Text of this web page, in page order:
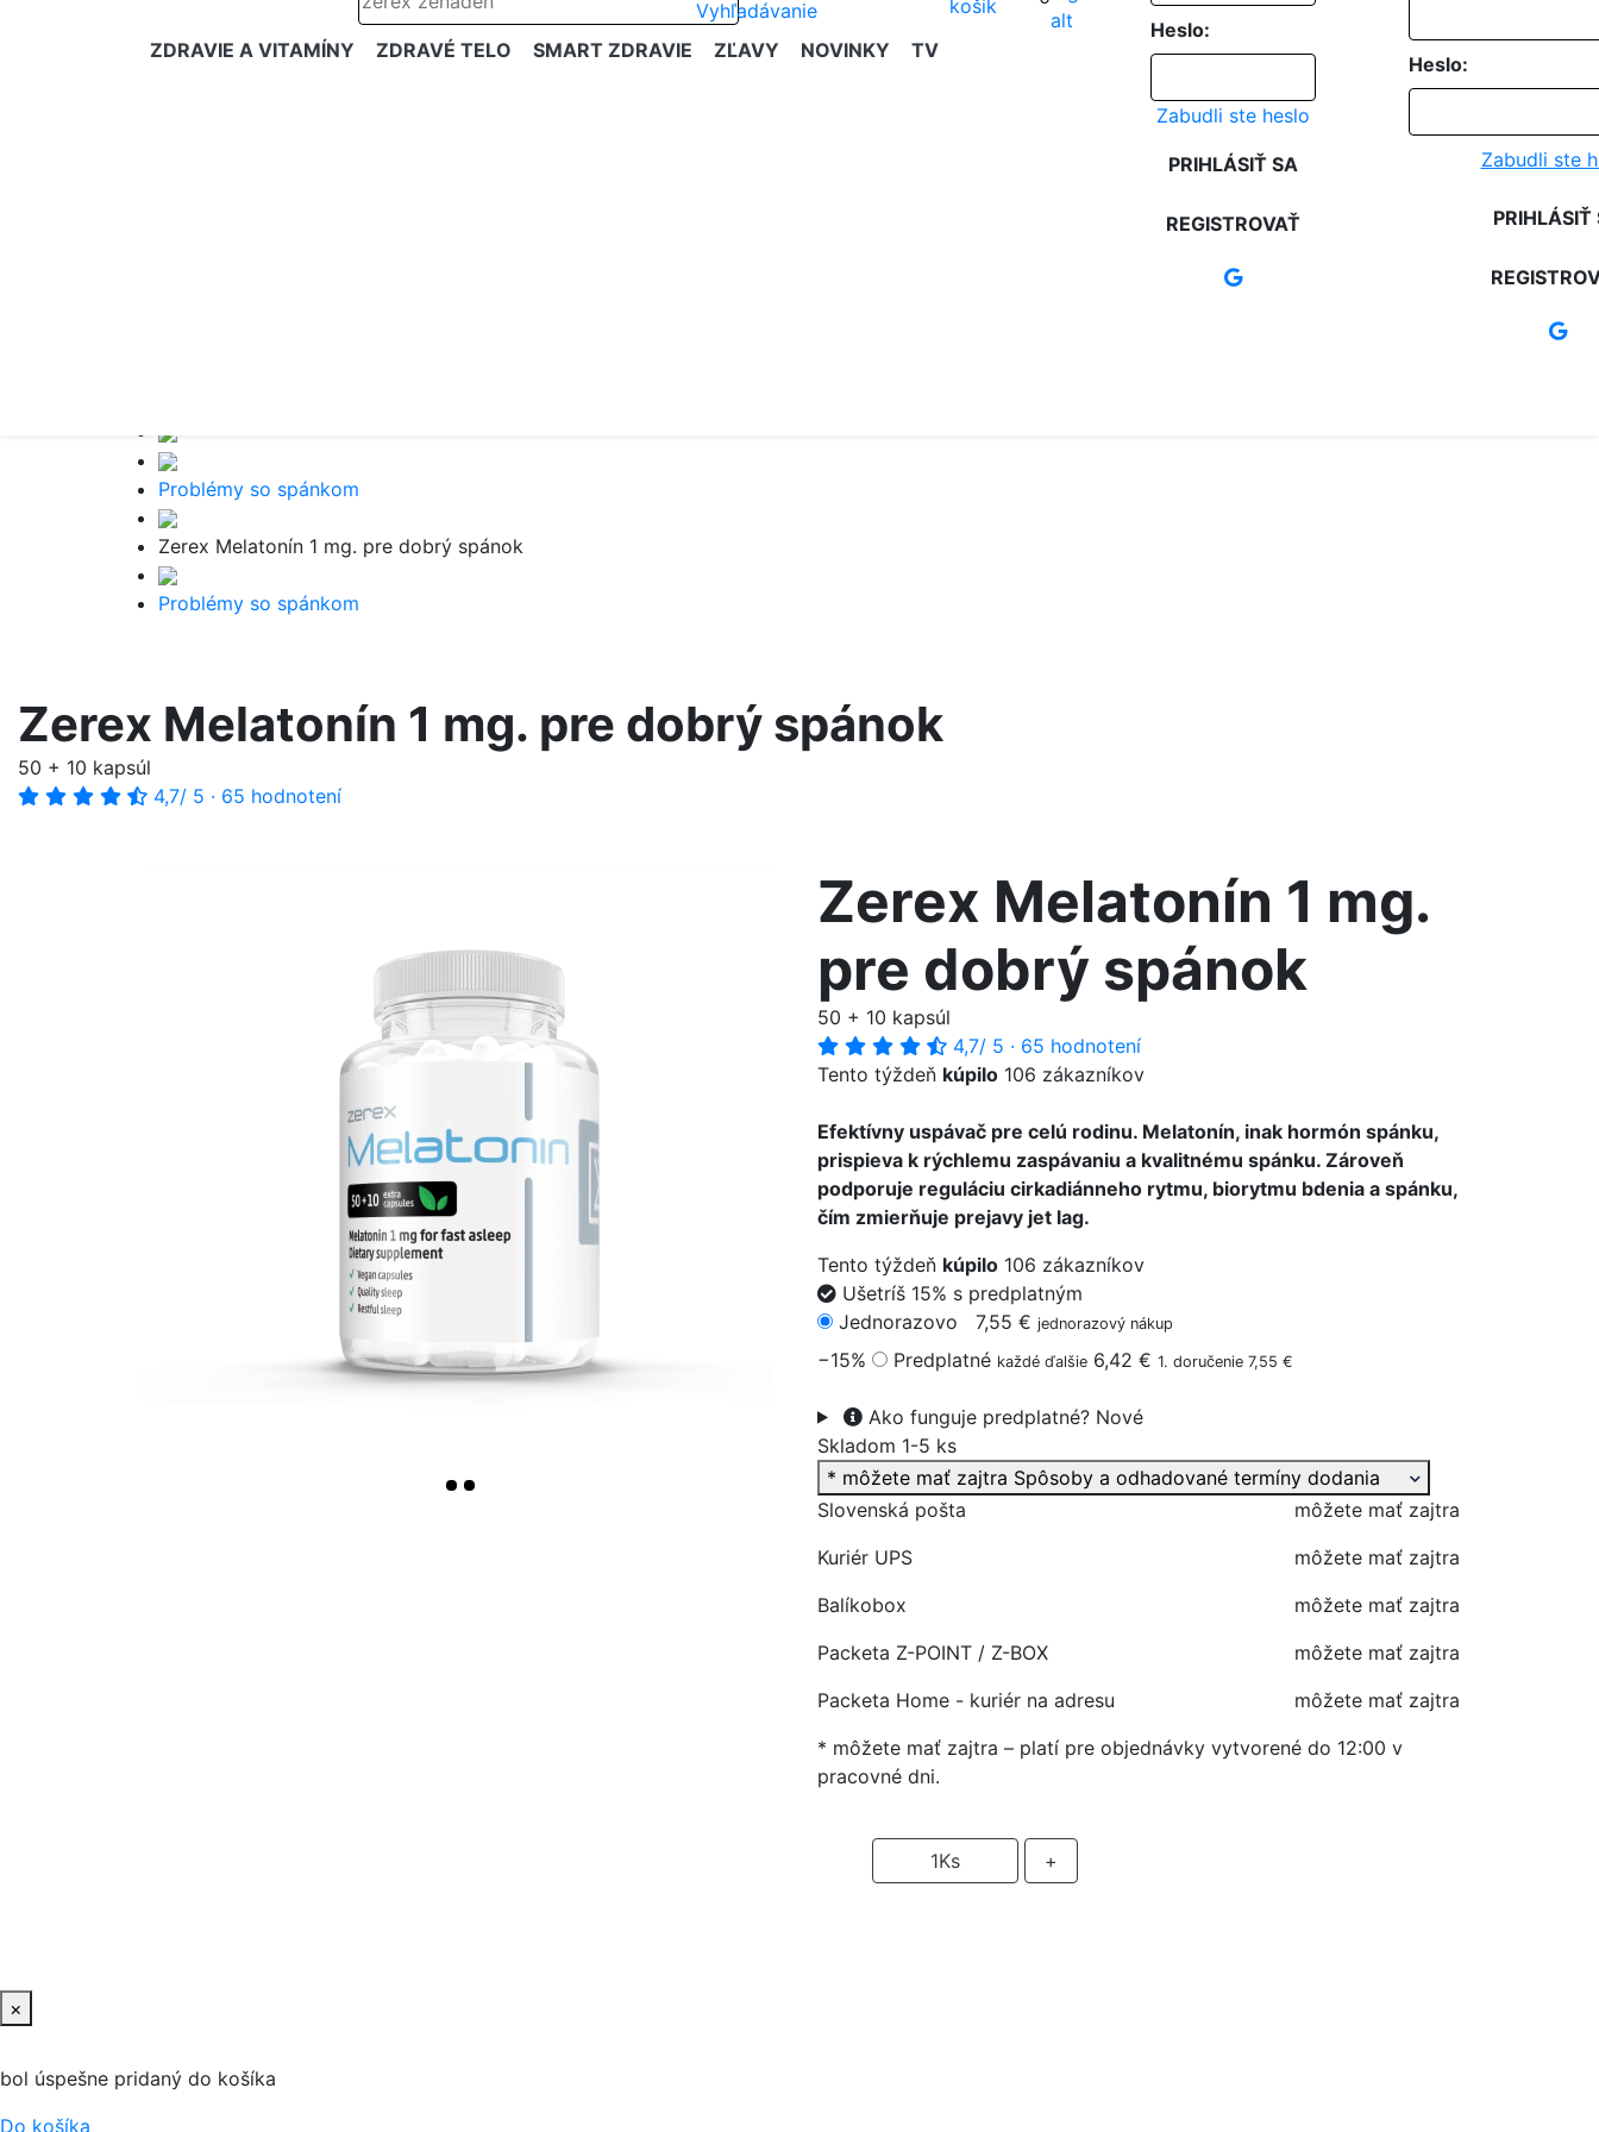
ZDRAVIE A VITAMÍNY ZDRAVÉ TELO SMART ZDRAVIE ZĽAVY NOVINKY TV
Heslo:
Zabudli ste heslo
PRIHLÁSIŤ SA
REGISTROVAŤ
Heslo:
Zabudli ste
PRIHLÁSIŤ
Problémy so spánkom
Zerex Melatonín 1 mg. pre dobrý spánok
Problémy so spánkom
Zerex Melatonín 1 mg. pre dobrý spánok
50 + 10 kapsúl
4,7/ 5 · 65 hodnotení
Zerex Melatonín 1 mg.
pre dobrý spánok
50 + 10 kapsúl
4,7/ 5 · 65 hodnotení
Tento týždeň kúpilo 106 zákazníkov
Efektívny uspávač pre celú rodinu. Melatonín, inak hormón spánku,
prispieva k rýchlemu zaspávaniu a kvalitnému spánku. Zároveň
podporuje reguláciu cirkadiánneho rytmu, biorytmu bdenia a spánku,
čím zmierňuje prejavy jet lag.
Tento týždeň kúpilo 106 zákazníkov
Ušetríš 15% s predplatným
Jednorazovo
7,55 € jednorazový nákup
−15% Predplatné každé ďalšie 6,42 € 1. doručenie 7,55 €
Ako funguje predplatné? Nové
Skladom 1-5 ks
* môžete mať zajtra Spôsoby a odhadované termíny dodania
Slovenská pošta
môžete mať zajtra
Kuriér UPS
môžete mať zajtra
Balíkobox
môžete mať zajtra
Packeta Z-POINT / Z-BOX
môžete mať zajtra
Packeta Home - kuriér na adresu
môžete mať zajtra
* môžete mať zajtra – platí pre objednávky vytvorené do 12:00 v
pracovné dni.
1Ks +
×
bol úspešne pridaný do košíka
Do košíka